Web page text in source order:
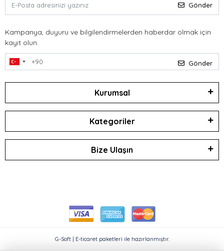
Gönder
Kampanya, duyuru ve bilgilendirmelerden haberdar olmak için
kayıt olun.
Gönder
Kurumsal
Kategoriler
Bize Ulaşın
G-Soft | E-ticaret paketleri ile hazırlanmıştır.